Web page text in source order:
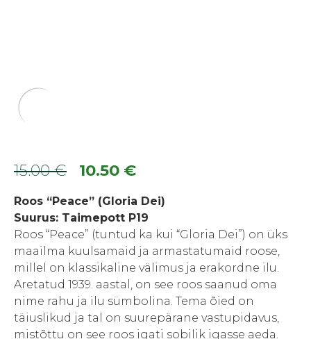
15.00€
Algne
hind
oli:
15.00 €.
10.50 €Praegune
hind
on:
10.50 €.
Roos “Peace” (Gloria Dei)
Suurus: Taimepott P19
Roos “Peace” (tuntud ka kui “Gloria Dei”) on üks
maailma kuulsamaid ja armastatumaid roose,
millel on klassikaline välimus ja erakordne ilu.
Aretatud 1939. aastal, on see roos saanud oma
nime rahu ja ilu sümbolina. Tema õied on
täiuslikud ja tal on suurepärane vastupidavus,
mistõttu on see roos igati sobilik igasse aeda.